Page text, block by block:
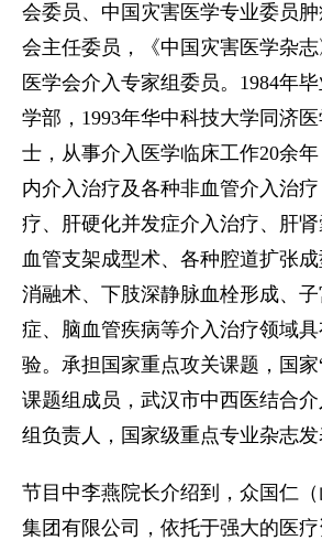
会委员、中国灾害医学专业委员
会主任委员，《中国灾害医学杂
医学会介入专家组委员。1984年
学部，1993年华中科技大学同济
士，从事介入医学临床工作20余
内介入治疗及各种非血管介入治
疗、肝硬化并发症介入治疗、肝肾
血管支架成型术、各种腔道扩张
消融术、下肢深静脉血栓形成、
症、脑血管疾病等介入治疗领域
验。承担国家重点攻关课题，国家
课题组成员，武汉市中西医结合
组负责人，国家级重点专业杂志发
节目中李燕院长介绍到，众国仁
集团有限公司，依托于强大的医